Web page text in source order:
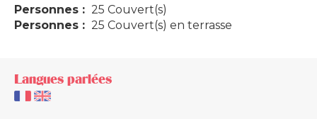
Personnes : 25 Couvert(s)
Personnes : 25 Couvert(s) en terrasse
Langues parlées